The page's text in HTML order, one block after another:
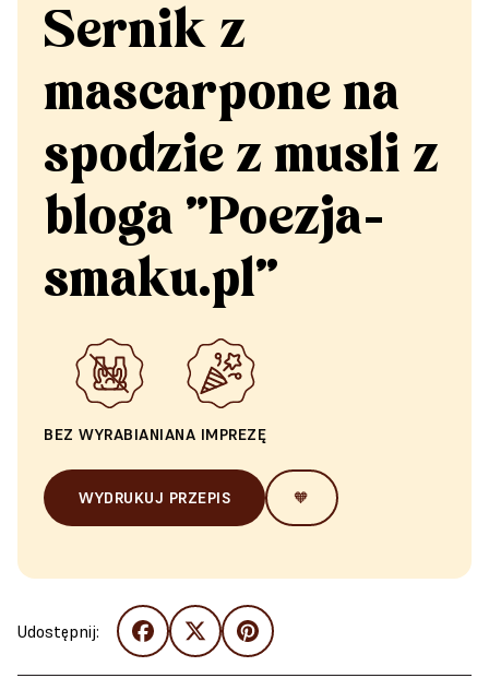
Sernik z
mascarpone na
spodzie z musli z
bloga "Poezja-
smaku.pl"
BEZ WYRABIANIANA IMPREZĘ
WYDRUKUJ PRZEPIS 🧡
Udostępnij: